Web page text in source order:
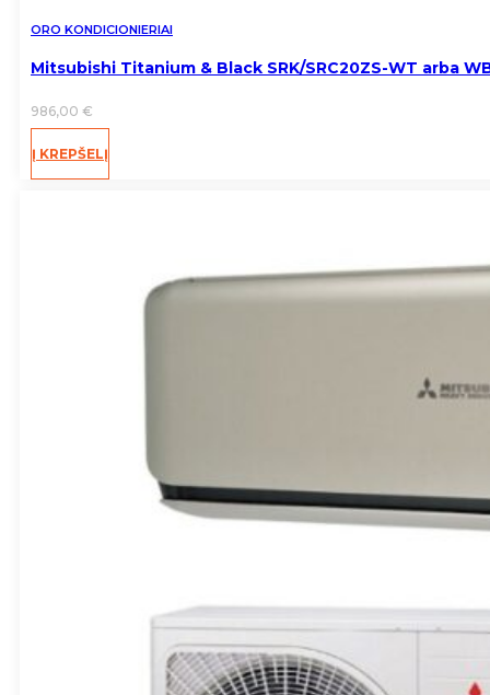
ORO KONDICIONIERIAI
Mitsubishi Titanium & Black SRK/SRC20ZS-WT arba
986,00 €
Į KREPŠELĮ